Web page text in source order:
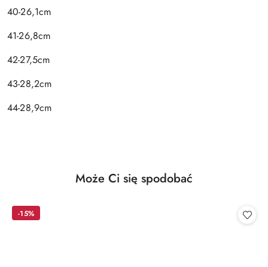
40-26,1cm
41-26,8cm
42-27,5cm
43-28,2cm
44-28,9cm
Pomiń karuzelę produktów
Produkty
Może Ci się spodobać
-15%